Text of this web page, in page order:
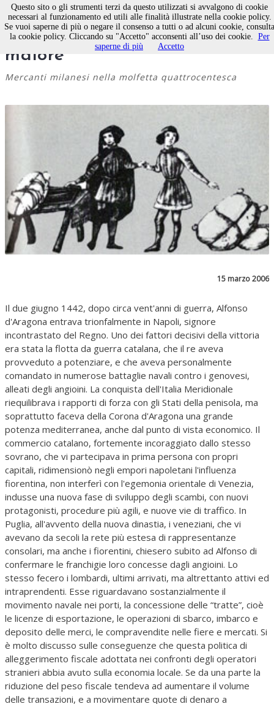
Trovandose in la strata
maiore
Mercanti milanesi nella molfetta quattrocentesca
15 marzo 2006
Il due giugno 1442, dopo circa vent'anni di guerra, Alfonso
d'Aragona entrava trionfalmente in Napoli, signore
incontrastato del Regno. Uno dei fattori decisivi della vittoria
era stata la flotta da guerra catalana, che il re aveva
provveduto a potenziare, e che aveva personalmente
comandato in numerose battaglie navali contro i genovesi,
alleati degli angioini. La conquista dell'Italia Meridionale
riequilibrava i rapporti di forza con gli Stati della penisola, ma
soprattutto faceva della Corona d'Aragona una grande
potenza mediterranea, anche dal punto di vista economico. Il
commercio catalano, fortemente incoraggiato dallo stesso
sovrano, che vi partecipava in prima persona con propri
capitali, ridimensionò negli empori napoletani l'influenza
fiorentina, non interferì con l'egemonia orientale di Venezia,
indusse una nuova fase di sviluppo degli scambi, con nuovi
protagonisti, procedure più agili, e nuove vie di traffico. In
Puglia, all'avvento della nuova dinastia, i veneziani, che vi
avevano da secoli la rete più estesa di rappresentanze
consolari, ma anche i fiorentini, chiesero subito ad Alfonso di
confermare le franchigie loro concesse dagli angioini. Lo
stesso fecero i lombardi, ultimi arrivati, ma altrettanto attivi ed
intraprendenti. Esse riguardavano sostanzialmente il
movimento navale nei porti, la concessione delle “tratte”, cioè
le licenze di esportazione, le operazioni di sbarco, imbarco e
deposito delle merci, le compravendite nelle fiere e mercati. Si
è molto discusso sulle conseguenze che questa politica di
alleggerimento fiscale adottata nei confronti degli operatori
stranieri abbia avuto sulla economia locale. Se da una parte la
riduzione del peso fiscale tendeva ad aumentare il volume
delle transazioni, e a movimentare quote di denaro a
Questo sito o gli strumenti terzi da questo utilizzati si avvalgono di cookie
necessari al funzionamento ed utili alle finalità illustrate nella cookie policy.
Se vuoi saperne di più o negare il consenso a tutti o ad alcuni cookie, consulta
la cookie policy. Cliccando su "Accetto" acconsenti all’uso dei cookie. Per
saperne di più
Accetto